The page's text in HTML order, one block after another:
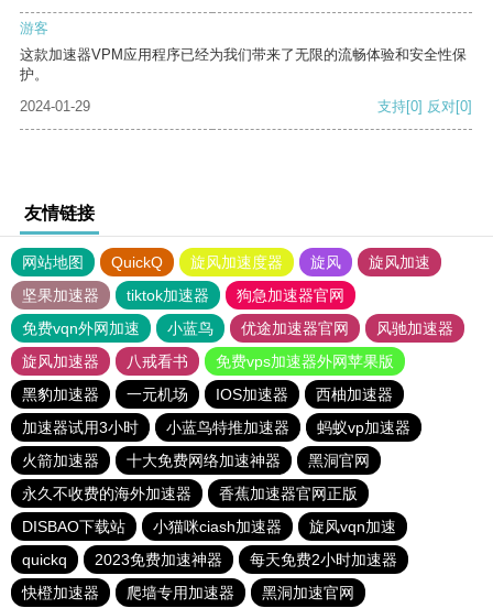
游客
这款加速器VPM应用程序已经为我们带来了无限的流畅体验和安全性保
护。
2024-01-29
支持[0] 反对[0]
友情链接
网站地图 QuickQ 旋风加速度器 旋风
旋风加速
坚果加速器
tiktok加速器
狗急加速器官网
免费vqn外网加速
小蓝鸟 优途加速器官网
风驰加速器
旋风加速器
八戒看书
免费vps加速器外网苹果版
黑豹加速器
一元机场 IOS加速器
西柚加速器
加速器试用3小时
小蓝鸟特推加速器
蚂蚁vp加速器
火箭加速器
十大免费网络加速神器
黑洞官网
永久不收费的海外加速器
香蕉加速器官网正版
DISBAO下载站
小猫咪ciash加速器
旋风vqn加速
quickq
2023免费加速神器
每天免费2小时加速器
快橙加速器
爬墙专用加速器 黑洞加速官网